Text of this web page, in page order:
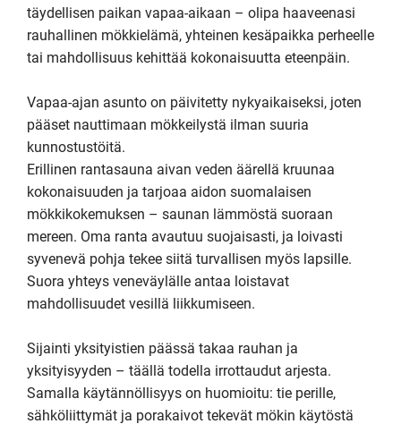
täydellisen paikan vapaa-aikaan – olipa haaveenasi
rauhallinen mökkielämä, yhteinen kesäpaikka perheelle
tai mahdollisuus kehittää kokonaisuutta eteenpäin.
Vapaa-ajan asunto on päivitetty nykyaikaiseksi, joten
pääset nauttimaan mökkeilystä ilman suuria
kunnostustöitä.
Erillinen rantasauna aivan veden äärellä kruunaa
kokonaisuuden ja tarjoaa aidon suomalaisen
mökkikokemuksen – saunan lämmöstä suoraan
mereen. Oma ranta avautuu suojaisasti, ja loivasti
syvenevä pohja tekee siitä turvallisen myös lapsille.
Suora yhteys veneväylälle antaa loistavat
mahdollisuudet vesillä liikkumiseen.
Sijainti yksityistien päässä takaa rauhan ja
yksityisyyden – täällä todella irrottaudut arjesta.
Samalla käytännöllisyys on huomioitu: tie perille,
sähköliittymät ja porakaivot tekevät mökin käytöstä